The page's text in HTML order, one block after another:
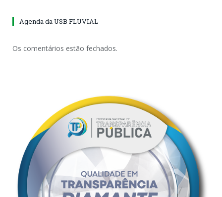
Agenda da USB FLUVIAL
Os comentários estão fechados.